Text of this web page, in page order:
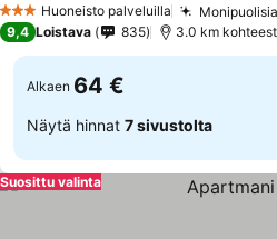
3 Tähtiluokitus
Huoneisto palveluilla
9,4 Loistava 835 3.0 km
Alkaen 64 €
Näytä hinnat 7 sivustolta
Suosittu valinta